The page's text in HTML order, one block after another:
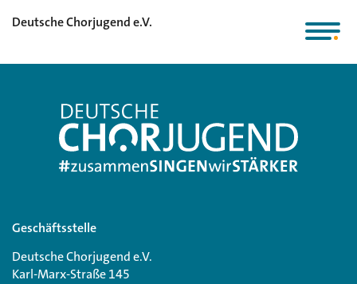
Deutsche Chorjugend e.V.
Geschäftsstelle
Deutsche Chorjugend e.V.
Karl-Marx-Straße 145